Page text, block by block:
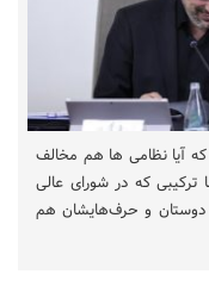
که آیا نظامی ها هم مخالف
که در شورای عالی
و حرف‌هایشان هم